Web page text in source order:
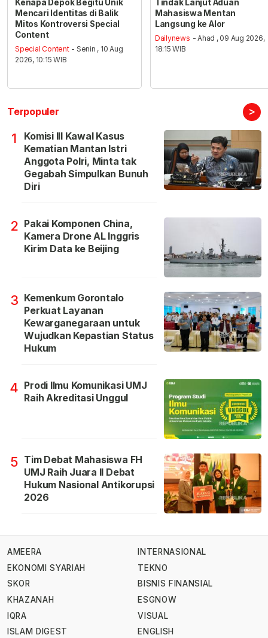
Kenapa Depok Begitu Unik
Mencari Identitas di Balik
Mitos Kontroversi Special
Content
Special Content - Senin , 10 Aug
2026, 10:15 WIB
Tindak Lanjut Aduan
Mahasiswa Mentan
Langsung ke Alor
Dailynews - Ahad , 09 Aug 2026,
18:15 WIB
Terpopuler >
1
Komisi III Kawal Kasus
Kematian Mantan Istri
Anggota Polri, Minta tak
Gegabah Simpulkan Bunuh
Diri
2 Pakai Komponen China,
Kamera Drone AL Inggris
Kirim Data ke Beijing
3 Kemenkum Gorontalo
Perkuat Layanan
Kewarganegaraan untuk
Wujudkan Kepastian Status
Hukum
4 Prodi Ilmu Komunikasi UMJ
Raih Akreditasi Unggul
5 Tim Debat Mahasiswa FH
UMJ Raih Juara II Debat
Hukum Nasional Antikorupsi
2026
AMEERA
EKONOMI SYARIAH
SKOR
KHAZANAH
IQRA
ISLAM DIGEST
INTERNASIONAL
TEKNO
BISNIS FINANSIAL
ESGNOW
VISUAL
ENGLISH